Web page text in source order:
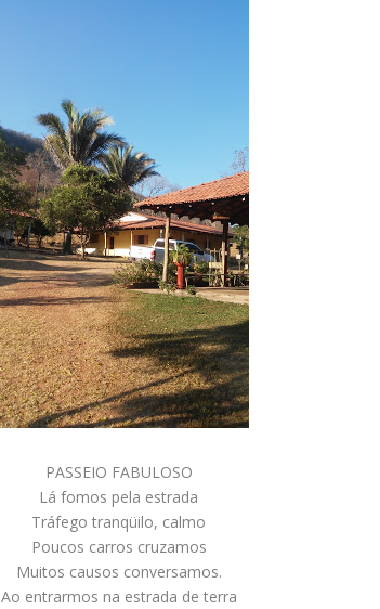
PASSEIO FABULOSO
Lá fomos pela estrada
Tráfego tranqüilo, calmo
Poucos carros cruzamos
Muitos causos conversamos.
Ao entrarmos na estrada de terra